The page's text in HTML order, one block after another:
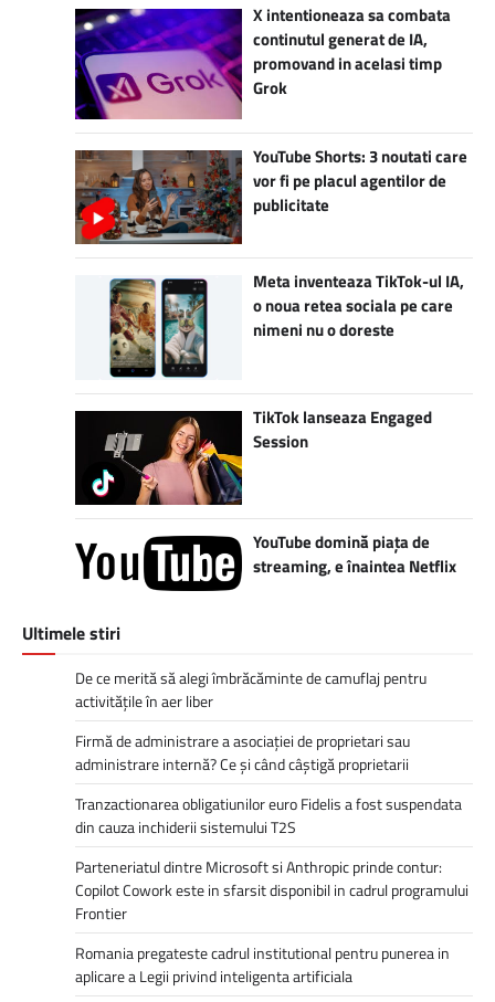
X intentioneaza sa combata
continutul generat de IA,
promovand in acelasi timp
Grok
YouTube Shorts: 3 noutati care
vor fi pe placul agentilor de
publicitate
Meta inventeaza TikTok-ul IA,
o noua retea sociala pe care
nimeni nu o doreste
TikTok lanseaza Engaged
Session
YouTube domină piața de
streaming, e înaintea Netflix
Ultimele stiri
De ce merită să alegi îmbrăcăminte de camuflaj pentru
activitățile în aer liber
Firmă de administrare a asociației de proprietari sau
administrare internă? Ce și când câștigă proprietarii
Tranzactionarea obligatiunilor euro Fidelis a fost suspendata
din cauza inchiderii sistemului T2S
Parteneriatul dintre Microsoft si Anthropic prinde contur:
Copilot Cowork este in sfarsit disponibil in cadrul programului
Frontier
Romania pregateste cadrul institutional pentru punerea in
aplicare a Legii privind inteligenta artificiala